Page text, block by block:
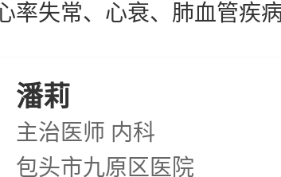
率失常、心衰、肺血管疾
潘莉
主治医师 内科
包头市九原区医院